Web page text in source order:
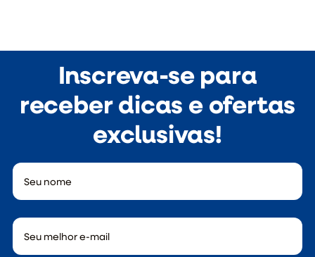
Inscreva-se para
receber dicas e ofertas
exclusivas!